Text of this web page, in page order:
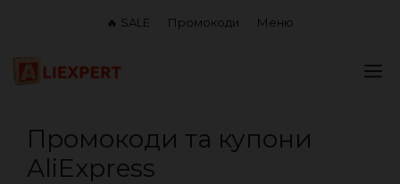
вмісту
🔥 SALE Промокоди Меню
Промокоди та купони
AliExpress